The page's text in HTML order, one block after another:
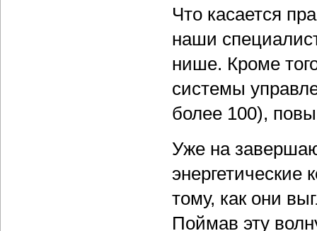
Что касается
наши
нише. Кроме
системы
более 100),
Уже на
тому, как они
Поймав эту